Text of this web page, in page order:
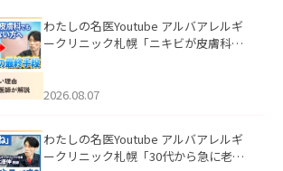
わたしの名医Youtube アルバアレルギ
ークリニック札幌「ニキビが皮膚科で
ました。
2026.08.07
わたしの名医Youtube アルバアレルギ
ークリニック札幌「30代から急に老け